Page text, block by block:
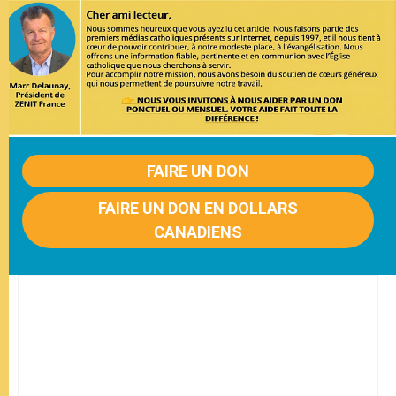
FAIRE UN DON
FAIRE UN DON EN DOLLARS
CANADIENS